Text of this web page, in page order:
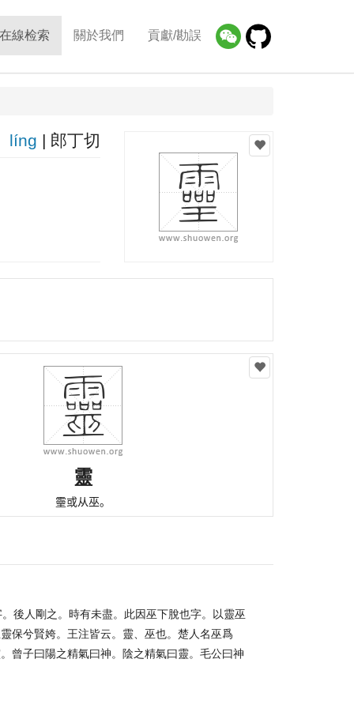
在線检索 關於我們 貢獻/勘誤
línɡ | 郎丁切
靈
𤫊或从巫。
後人剛之。時有未盡。此因巫下脫也字。以靈巫
保兮賢姱。王注皆云。靈、巫也。楚人名巫爲
曾子曰陽之精氣曰神。陰之精氣曰靈。毛公曰神